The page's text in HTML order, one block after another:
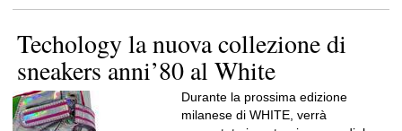
Techology la nuova collezione di
Durante la prossima edizione
milanese di WHITE, verrà